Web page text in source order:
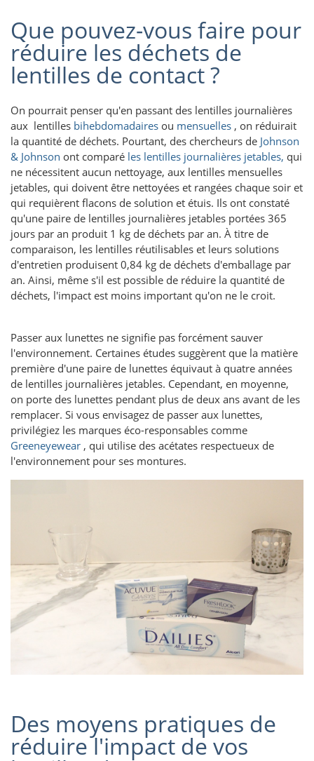
Que pouvez-vous faire pour
réduire les déchets de
lentilles de contact ?
On pourrait penser qu'en passant des lentilles journalières
aux lentilles bihebdomadaires ou mensuelles , on réduirait
la quantité de déchets. Pourtant, des chercheurs de Johnson
& Johnson ont comparé les lentilles journalières jetables, qui
ne nécessitent aucun nettoyage, aux lentilles mensuelles
jetables, qui doivent être nettoyées et rangées chaque soir et
qui requièrent flacons de solution et étuis. Ils ont constaté
qu'une paire de lentilles journalières jetables portées 365
jours par an produit 1 kg de déchets par an. À titre de
comparaison, les lentilles réutilisables et leurs solutions
d'entretien produisent 0,84 kg de déchets d'emballage par
an. Ainsi, même s'il est possible de réduire la quantité de
déchets, l'impact est moins important qu'on ne le croit.
Passer aux lunettes ne signifie pas forcément sauver
l'environnement. Certaines études suggèrent que la matière
première d'une paire de lunettes équivaut à quatre années
de lentilles journalières jetables. Cependant, en moyenne,
on porte des lunettes pendant plus de deux ans avant de les
remplacer. Si vous envisagez de passer aux lunettes,
privilégiez les marques éco-responsables comme
Greeneyewear , qui utilise des acétates respectueux de
l'environnement pour ses montures.
Des moyens pratiques de
réduire l'impact de vos